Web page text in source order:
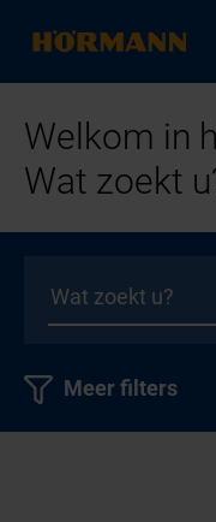
Welkom in
Wat zoekt
Meer filters